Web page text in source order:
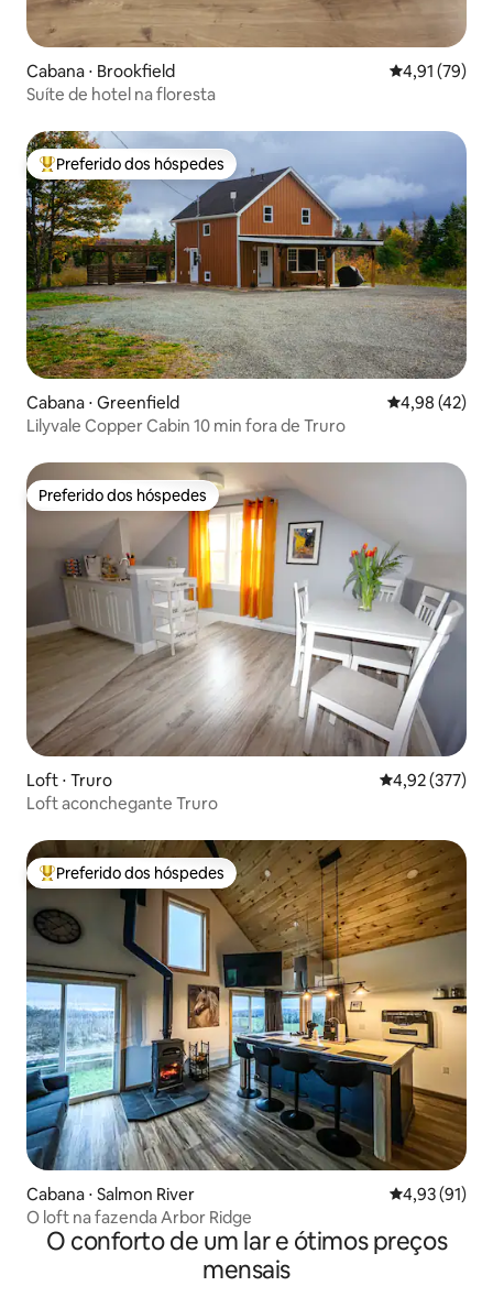
Cabana ⋅ Brookfield 4,91 de uma
4,91 (79)
Suíte de hotel na floresta
Entre os melhores preferidos dos hóspedes
Preferido dos hóspedes
Cabana ⋅ Greenfield 4,98 de uma
4,98 (42)
Lilyvale Copper Cabin 10 min fora de Truro
Preferido dos hóspedes
Preferido dos hóspedes
Loft ⋅ Truro 4,92 de uma
4,92 (377)
Loft aconchegante Truro
Entre os melhores preferidos dos hóspedes
Preferido dos hóspedes
Cabana ⋅ Salmon River 4,93 de uma
4,93 (91)
O loft na fazenda Arbor Ridge
O conforto de um lar e ótimos preços
mensais